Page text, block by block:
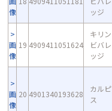
像
ッジ
画
像
19 4909411051624
キリン
ビバレ
ッジ
画
像
20 4901340193628
カルピ
ス